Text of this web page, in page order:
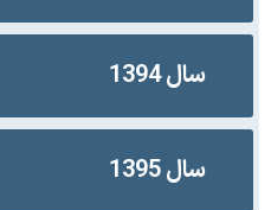
سال 1394
سال 1395